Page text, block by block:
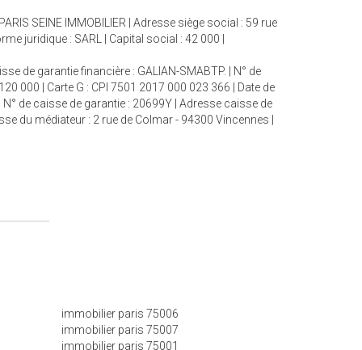
SEINE IMMOBILIER | Adresse siège social : 59 rue
juridique : SARL | Capital social : 42 000 |
de garantie financière : GALIAN-SMABTP. | N° de
000 | Carte G : CPI 7501 2017 000 023 366 | Date de
de caisse de garantie : 20699Y | Adresse caisse de
du médiateur : 2 rue de Colmar - 94300 Vincennes |
immobilier paris 75006
immobilier paris 75007
immobilier paris 75001